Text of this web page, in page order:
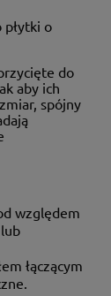
płytki o
do
aby ich
spójny
względem
łączącym